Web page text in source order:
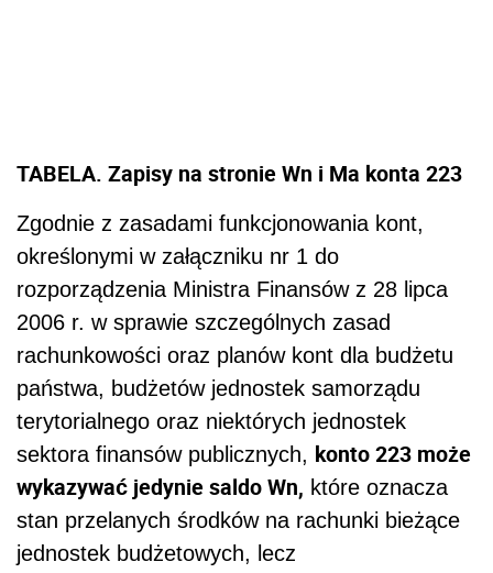
TABELA. Zapisy na stronie Wn i Ma konta 223
Zgodnie z zasadami funkcjonowania kont,
określonymi w załączniku nr 1 do
rozporządzenia Ministra Finansów z 28 lipca
2006 r. w sprawie szczególnych zasad
rachunkowości oraz planów kont dla budżetu
państwa, budżetów jednostek samorządu
terytorialnego oraz niektórych jednostek
sektora finansów publicznych, konto 223 może
wykazywać jedynie saldo Wn, które oznacza
stan przelanych środków na rachunki bieżące
jednostek budżetowych, lecz